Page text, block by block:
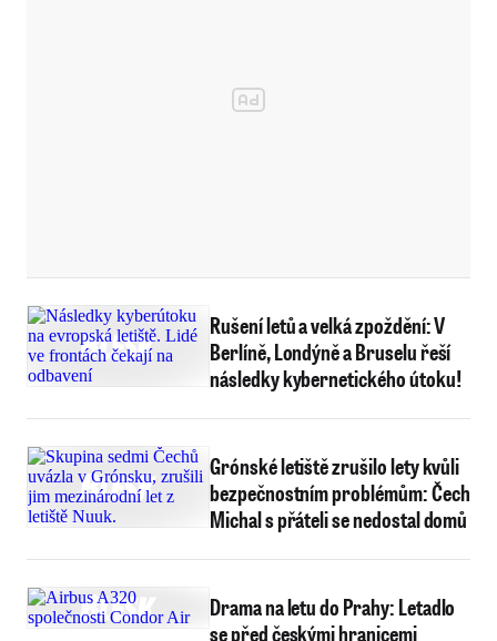
Rušení letů a velká zpoždění: V
Berlíně, Londýně a Bruselu řeší
následky kybernetického útoku!
Grónské letiště zrušilo lety kvůli
bezpečnostním problémům: Čech
Michal s přáteli se nedostal domů
Drama na letu do Prahy: Letadlo
se před českými hranicemi